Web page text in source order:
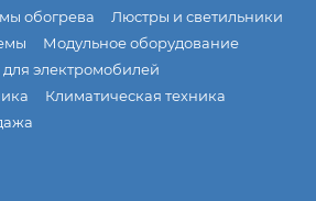
обогрева
Люстры и светильники
Модульное оборудование
электромобилей
Климатическая техника